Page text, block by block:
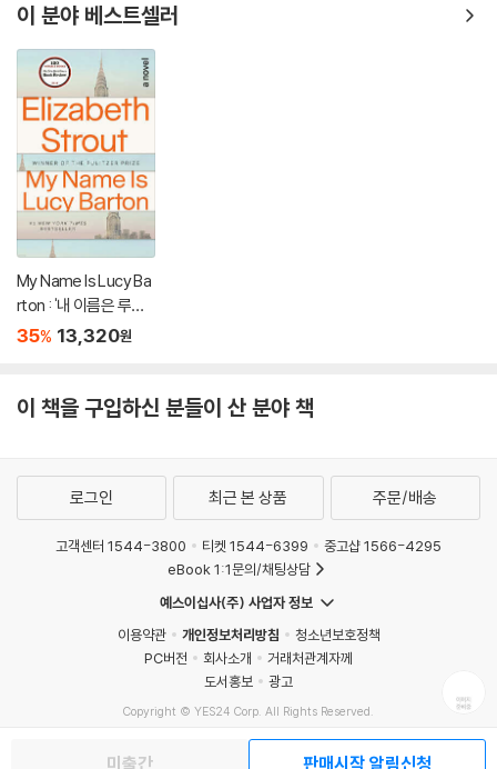
이 분야 베스트셀러
My Name Is Lucy Ba
rton : '내 이름은 루시
바턴' 원서
35% 13,320원
이 책을 구입하신 분들이 산 분야 책
미출간 판매시작 알림신청
로그인 최근 본 상품 주문/배송
고객센터 1544-3800 티켓 1544-6399
중고샵 1566-4295
eBook 1:1문의/채팅상담
예스이십사(주) 사업자 정보
이용약관
개인정보처리방침
청소년보호정책
PC버전
회사소개
거래처관계자께
도서홍보
광고
Copyright © YES24 Corp. All Rights Reserved.